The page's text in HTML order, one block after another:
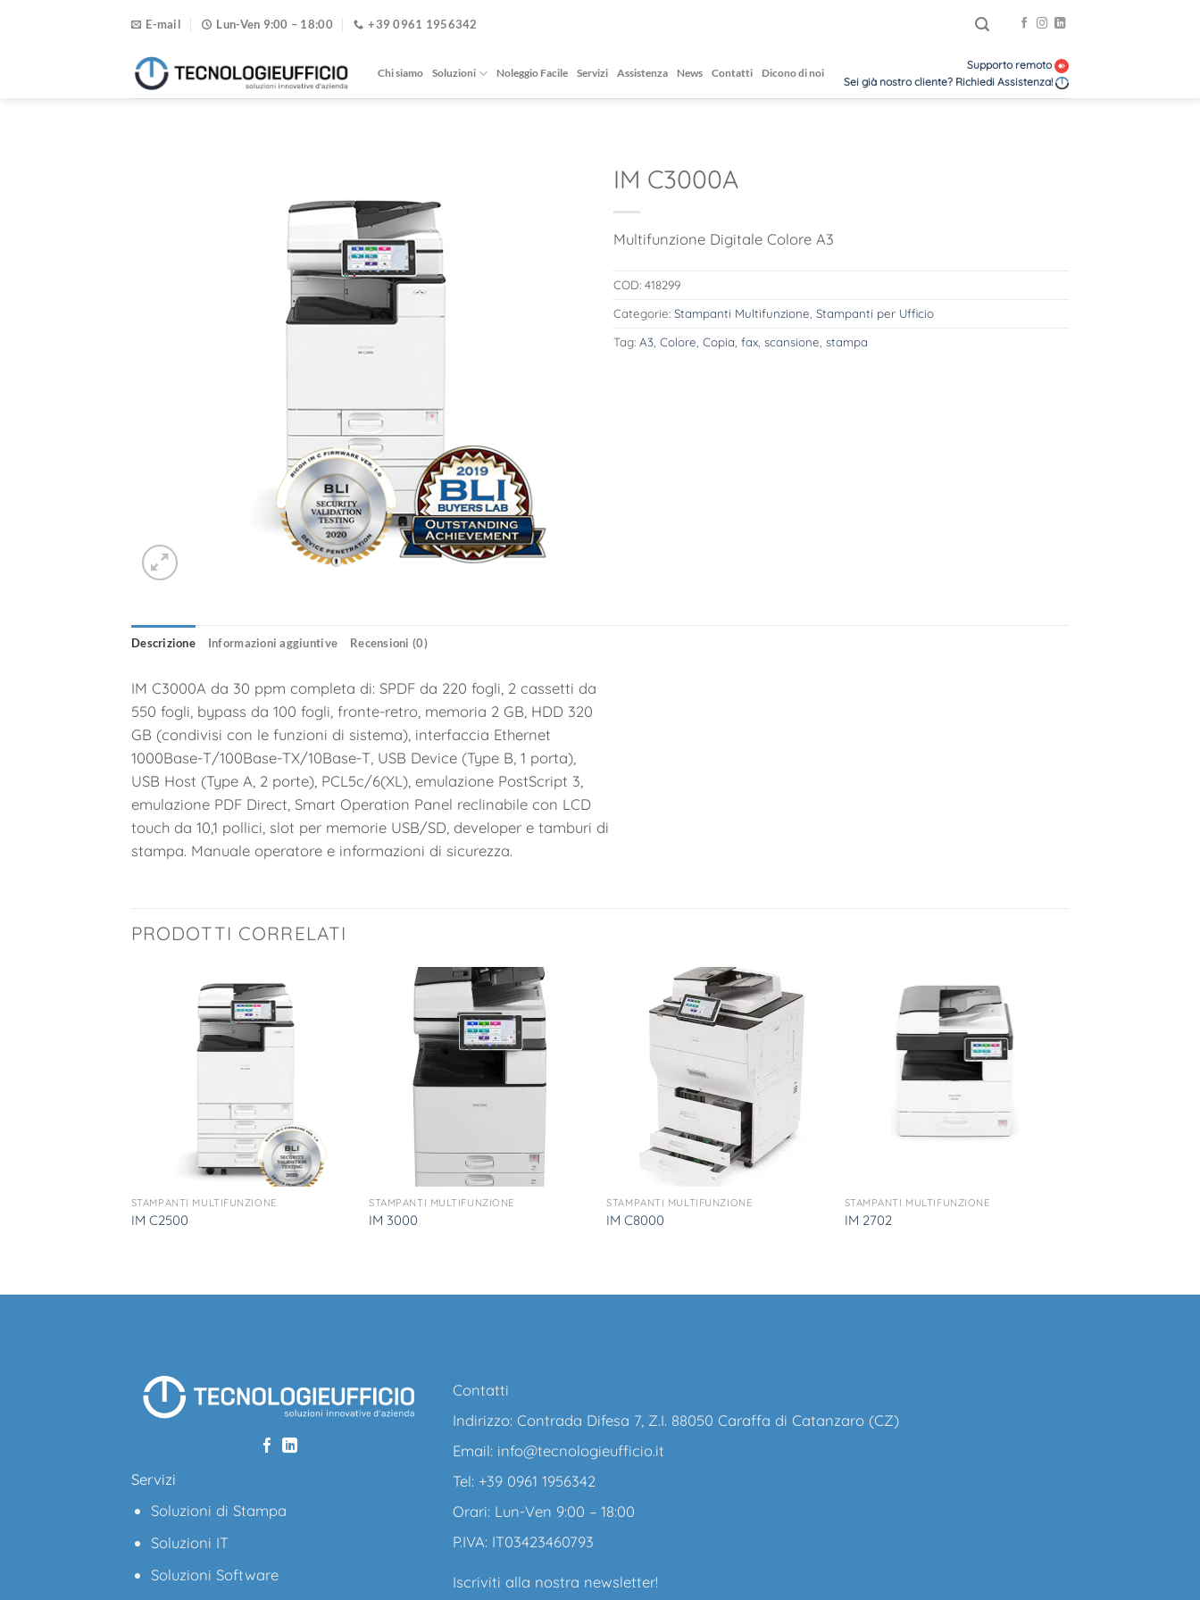
E-mail Lun-Ven 9:00 – 18:00 +39 0961 1956342
Chi siamo Soluzioni Noleggio Facile Servizi Assistenza News Contatti Dicono di noi
Supporto remoto
Sei già nostro cliente? Richiedi Assistenza!
IM C3000A
Multifunzione Digitale Colore A3
COD: 418299
Categorie: Stampanti Multifunzione Stampanti per Ufficio
Tag: A3 Colore Copia fax scansione stampa
Descrizione Informazioni aggiuntive Recensioni (0)
IM C3000A da 30 ppm completa di: SPDF da 220 fogli, 2 cassetti da
550 fogli, bypass da 100 fogli, fronte-retro, memoria 2 GB, HDD 320
GB (condivisi con le funzioni di sistema), interfaccia Ethernet
1000Base-T/100Base-TX/10Base-T, USB Device (Type B, 1 porta),
USB Host (Type A, 2 porte), PCL5c/6(XL), emulazione PostScript 3,
emulazione PDF Direct, Smart Operation Panel reclinabile con LCD
touch da 10,1 pollici, slot per memorie USB/SD, developer e tamburi di
stampa. Manuale operatore e informazioni di sicurezza.
PRODOTTI CORRELATI
STAMPANTI MULTIFUNZIONE
IM C2500
STAMPANTI MULTIFUNZIONE
IM 3000
STAMPANTI MULTIFUNZIONE
IM C8000
STAMPANTI MULTIFUNZIONE
IM 2702
Servizi
Soluzioni di Stampa
Soluzioni IT
Soluzioni Software
Contatti
Indirizzo: Contrada Difesa 7, Z.I. 88050 Caraffa di Catanzaro (CZ)
Email: info@tecnologieufficio.it
Tel: +39 0961 1956342
Orari: Lun-Ven 9:00 – 18:00
P.IVA: IT03423460793
Iscriviti alla nostra newsletter!